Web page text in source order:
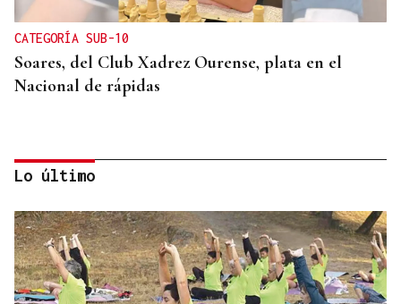
CATEGORÍA SUB-10
Soares, del Club Xadrez Ourense, plata en el
Nacional de rápidas
Lo último